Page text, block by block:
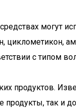
могут
циклометикон,
с типом
продуктов.
так и